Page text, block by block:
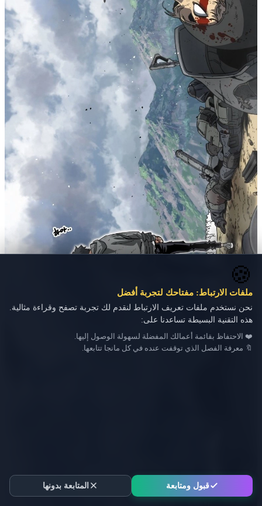
🍪
ملفات الارتباط: مفتاحك لتجربة أفضل
نحن نستخدم ملفات تعريف الارتباط لنقدم لك تجربة تصفح وقراءة مثالية.
هذه التقنية البسيطة تساعدنا على:
❤️ الاحتفاظ بقائمة أعمالك المفضلة لسهولة الوصول إليها.
🔖 معرفة الفصل الذي توقفت عنده في كل مانجا تتابعها.
قبول ومتابعة المتابعة بدونها